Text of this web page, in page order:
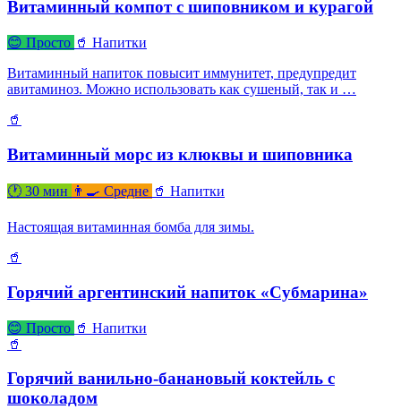
Витаминный компот с шиповником и курагой
😊 Просто 🥤 Напитки
Витаминный напиток повысит иммунитет, предупредит
авитаминоз. Можно использовать как сушеный, так и …
🥤
Витаминный морс из клюквы и шиповника
🕐 30 мин 👨‍🍳 Средне 🥤 Напитки
Настоящая витаминная бомба для зимы.
🥤
Горячий аргентинский напиток «Субмарина»
😊 Просто 🥤 Напитки
🥤
Горячий ванильно-банановый коктейль с
шоколадом